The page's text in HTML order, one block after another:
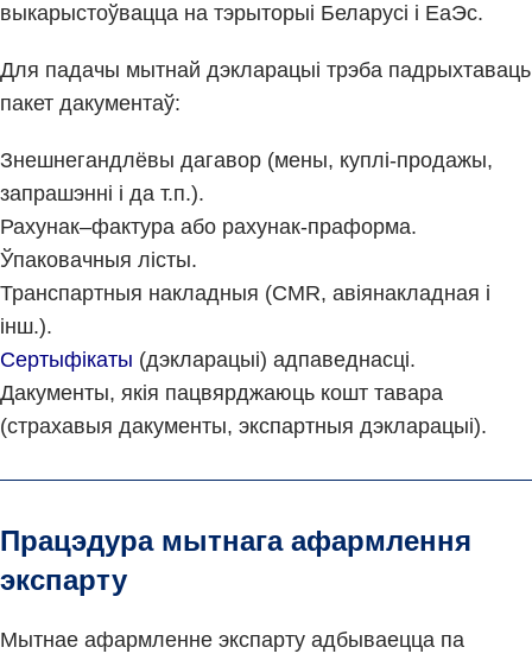
выкарыстоўвацца на тэрыторыі Беларусі і ЕаЭс.
Для падачы мытнай дэкларацыі трэба падрыхтаваць
пакет дакументаў:
Знешнегандлёвы дагавор (мены, куплі-продажы,
запрашэнні і да т.п.).
Рахунак–фактура або рахунак-праформа.
Ўпаковачныя лісты.
Транспартныя накладныя (CMR, авіянакладная і
інш.).
Сертыфікаты (дэкларацыі) адпаведнасці.
Дакументы, якія пацвярджаюць кошт тавара
(страхавыя дакументы, экспартныя дэкларацыі).
Працэдура мытнага афармлення
экспарту
Мытнае афармленне экспарту адбываецца па